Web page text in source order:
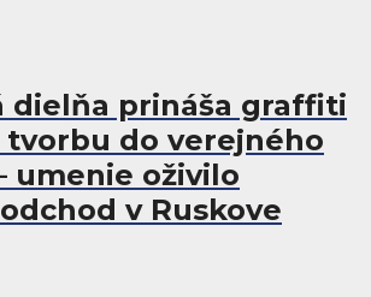
dielňa prináša graffiti
do verejného
umenie oživilo
v Ruskove